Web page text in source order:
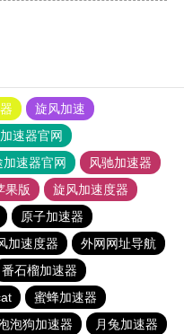
旋风加速
速器官网
加速器官网
风驰加速器
果版
旋风加速度器
原子加速器
加速度器
外网网址导航
番石榴加速器
蜜蜂加速器
泡狗加速器 月兔加速器